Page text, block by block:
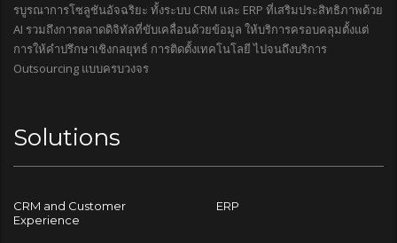
รบูรณาการโซลูชันอัจฉริยะ ทั้งระบบ CRM และ ERP ที่เสริมประสิทธิภาพด้วย
AI รวมถึงการตลาดดิจิทัลที่ขับเคลื่อนด้วยข้อมูล ให้บริการครอบคลุมตั้งแต่
การให้คำปรึกษาเชิงกลยุทธ์ การติดตั้งเทคโนโลยี ไปจนถึงบริการ
Outsourcing แบบครบวงจร
Solutions
CRM and Customer
Experience
ERP